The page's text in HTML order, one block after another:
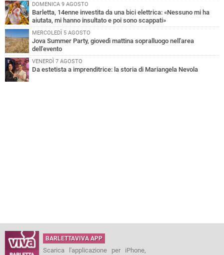
DOMENICA 9 AGOSTO
Barletta, 14enne investita da una bici elettrica: «Nessuno mi ha
aiutata, mi hanno insultato e poi sono scappati»
MERCOLEDÌ 5 AGOSTO
Jova Summer Party, giovedì mattina sopralluogo nell'area
dell'evento
VENERDÌ 7 AGOSTO
Da estetista a imprenditrice: la storia di Mariangela Nevola
BARLETTAVIVA APP
Scarica l'applicazione per iPhone,